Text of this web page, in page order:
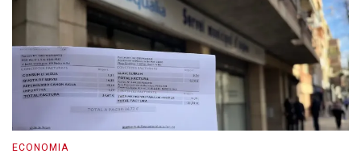
ECONOMIA